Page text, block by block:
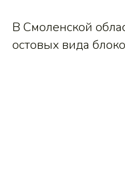
В Смоленской
остовых вида